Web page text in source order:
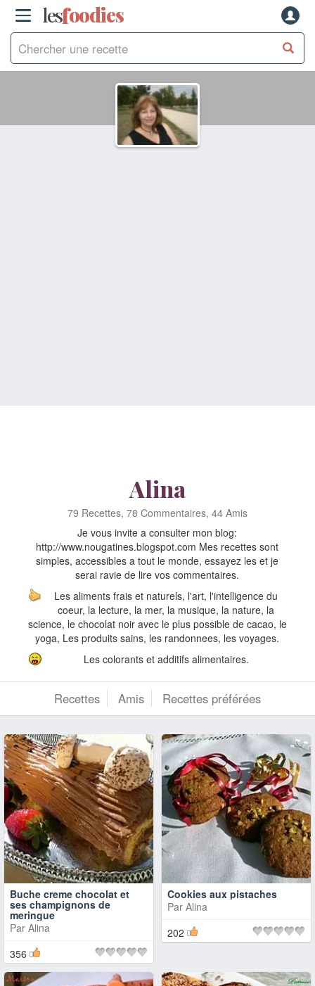
lesfoodies
Alina
79 Recettes, 78 Commentaires, 44 Amis
Je vous invite a consulter mon blog:
http://www.nougatines.blogspot.com Mes recettes sont
simples, accessibles a tout le monde, essayez les et je
serai ravie de lire vos commentaires.
Les aliments frais et naturels, l'art, l'intelligence du
coeur, la lecture, la mer, la musique, la nature, la
science, le chocolat noir avec le plus possible de cacao, le
yoga, Les produits sains, les randonnees, les voyages.
Les colorants et additifs alimentaires.
Recettes Amis Recettes préférées
Buche creme chocolat et
ses champignons de
meringue
Par Alina
356
Cookies aux pistaches
Par Alina
202